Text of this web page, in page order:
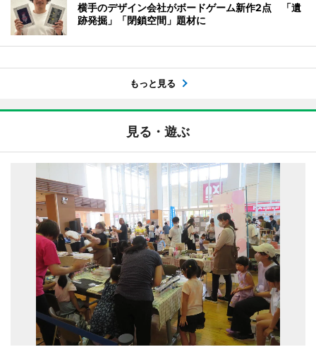
横手のデザイン会社がボードゲーム新作2点 「遺
跡発掘」「閉鎖空間」題材に
もっと見る
見る・遊ぶ